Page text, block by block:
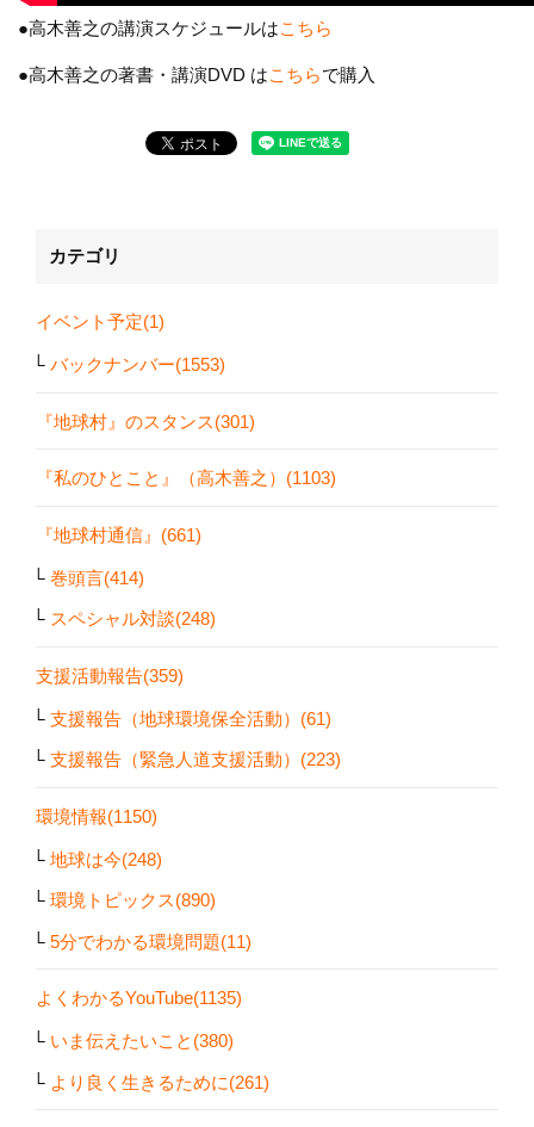
●高木善之の講演スケジュールはこちら
●高木善之の著書・講演DVD はこちらで購入
カテゴリ
イベント予定(1)
バックナンバー(1553)
『地球村』のスタンス(301)
『私のひとこと』（高木善之）(1103)
『地球村通信』(661)
巻頭言(414)
スペシャル対談(248)
支援活動報告(359)
支援報告（地球環境保全活動）(61)
支援報告（緊急人道支援活動）(223)
環境情報(1150)
地球は今(248)
環境トピックス(890)
5分でわかる環境問題(11)
よくわかるYouTube(1135)
いま伝えたいこと(380)
より良く生きるために(261)